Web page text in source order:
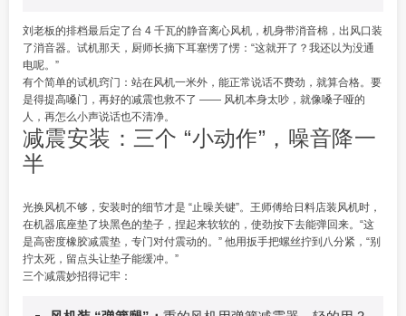
刘老板的排档最后定了台 4 千瓦的静音离心风机，机身带消音棉，出风口装
了消音器。试机那天，厨师长摘下耳塞愣了愣：“这就开了？我还以为没通
电呢。”
有个简单的试机窍门：站在风机一米外，能正常说话不费劲，就算合格。要
是得提高嗓门，再好的减震也救不了 —— 风机本身太吵，就像嗓子哑的
人，再怎么小声说话也不清净。
减震安装：三个 “小动作”，噪音降一
半
光换风机不够，安装时的细节才是 “止噪关键”。王师傅给日料店装风机时，
在机器底座垫了块黑色的垫子，捏起来软软的，使劲按下去能弹回来。“这
是高密度橡胶减震垫，专门对付震动的。” 他用扳手把螺丝拧到八分紧，“别
拧太死，留点头让垫子能缓冲。”
三个减震妙招得记牢：